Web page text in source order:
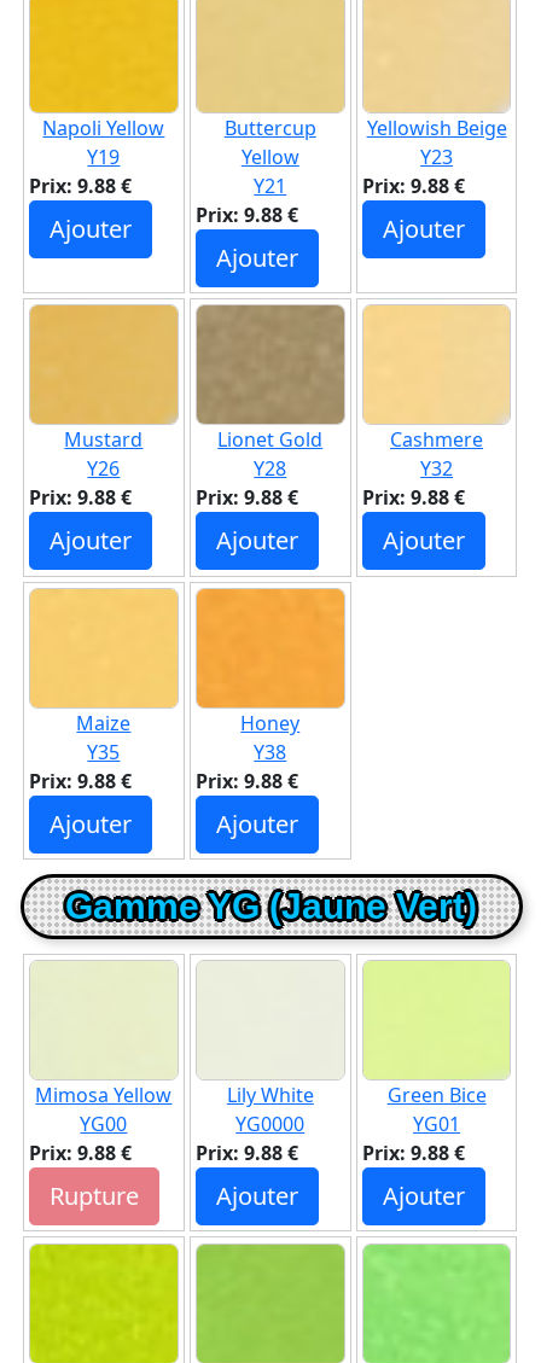
Napoli Yellow
Y19
Prix: 9.88 €
Ajouter
Buttercup
Yellow
Y21
Prix: 9.88 €
Ajouter
Yellowish Beige
Y23
Prix: 9.88 €
Ajouter
Mustard
Y26
Prix: 9.88 €
Ajouter
Lionet Gold
Y28
Prix: 9.88 €
Ajouter
Cashmere
Y32
Prix: 9.88 €
Ajouter
Maize
Y35
Prix: 9.88 €
Ajouter
Honey
Y38
Prix: 9.88 €
Ajouter
Gamme YG (Jaune Vert)
Mimosa Yellow
YG00
Prix: 9.88 €
Rupture
Lily White
YG0000
Prix: 9.88 €
Ajouter
Green Bice
YG01
Prix: 9.88 €
Ajouter